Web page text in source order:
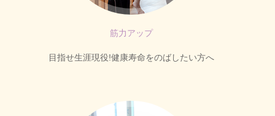
筋力アップ
目指せ生涯現役!健康寿命をのばしたい方へ